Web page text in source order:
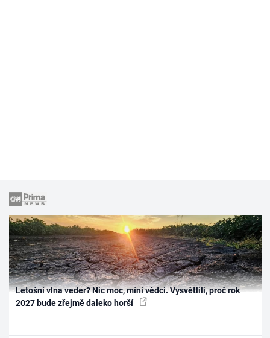
Letošní vlna veder? Nic moc, míní vědci. Vysvětlili, proč rok
2027 bude zřejmě daleko horší